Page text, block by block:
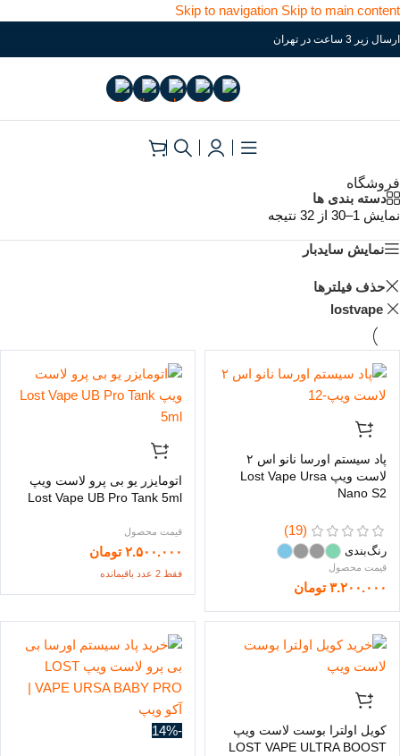
Skip to navigation Skip to main content
ارسال زیر 3 ساعت در تهران
فروشگاه
دسته بندی ها
نمایش 1–30 از 32 نتیجه
نمایش سایدبار
حذف فیلترها
lostvape
پاد سیستم اورسا نانو اس ۲
لاست ویپ Lost Vape Ursa
Nano S2
(19)
رنگ‌بندی
۳.۲۰۰.۰۰۰ تومان
اتومایزر یو بی پرو لاست ویپ
Lost Vape UB Pro Tank 5ml
۲.۵۰۰.۰۰۰ تومان
فقط 2 عدد باقیمانده
کویل اولترا بوست لاست ویپ
LOST VAPE ULTRA BOOST
-14%